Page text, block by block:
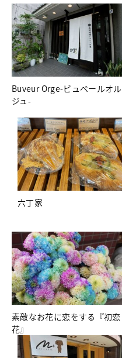
Buveur Orge-ビュベールオル
ジュ-
六丁家
素敵なお花に恋をする『初恋
花』